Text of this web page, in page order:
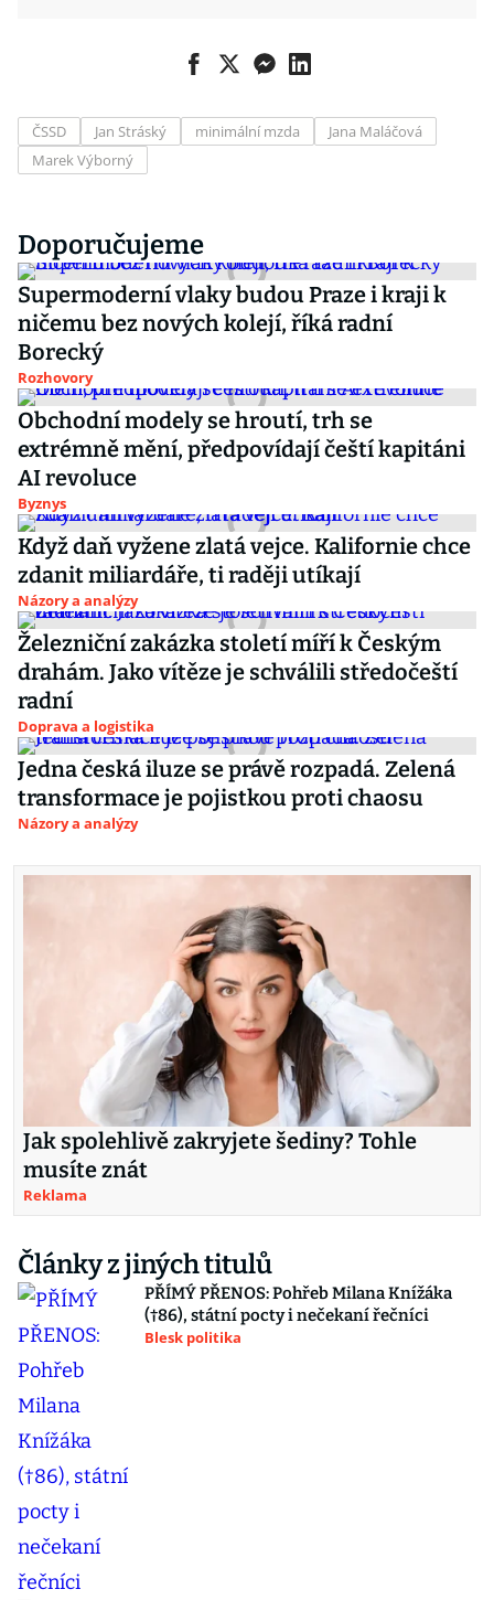
ČSSD Jan Stráský minimální mzda
Jana Maláčová
Marek Výborný
Doporučujeme
Supermoderní vlaky budou Praze i kraji k
ničemu bez nových kolejí, říká radní
Borecký
Rozhovory
Obchodní modely se hroutí, trh se
extrémně mění, předpovídají čeští kapitáni
AI revoluce
Byznys
Když daň vyžene zlatá vejce. Kalifornie chce
zdanit miliardáře, ti raději utíkají
Názory a analýzy
Železniční zakázka století míří k Českým
drahám. Jako vítěze je schválili středočeští
radní
Doprava a logistika
Jedna česká iluze se právě rozpadá. Zelená
transformace je pojistkou proti chaosu
Názory a analýzy
Jak spolehlivě zakryjete šediny? Tohle
musíte znát
Reklama
Články z jiných titulů
PŘÍMÝ PŘENOS: Pohřeb Milana Knížáka
(†86), státní pocty i nečekaní řečníci
Blesk politika